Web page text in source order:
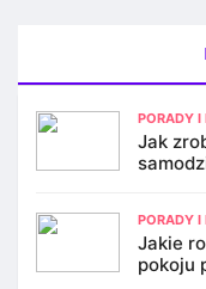
PORADY I
Jak
PORADY I
Jakie
pokoju